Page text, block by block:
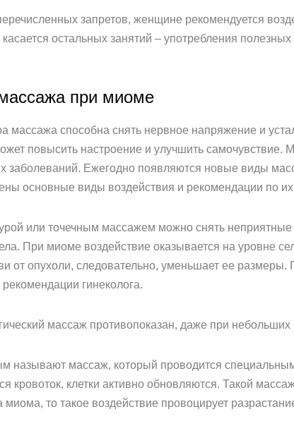
запретов, женщине рекомендуется
касается остальных занятий – употребления
при миоме
массажа способна снять нервное напряжение и
повысить настроение и улучшить самочувствие.
заболеваний. Ежегодно появляются новые виды
основные виды воздействия и рекомендации по
или точечным массажем можно снять
При миоме воздействие оказывается на уровне
от опухоли, следовательно, уменьшает ее
рекомендации гинеколога.
массаж противопоказан, даже при
называют массаж, который проводится
кровоток, клетки активно обновляются. Такой
миома, то такое воздействие провоцирует